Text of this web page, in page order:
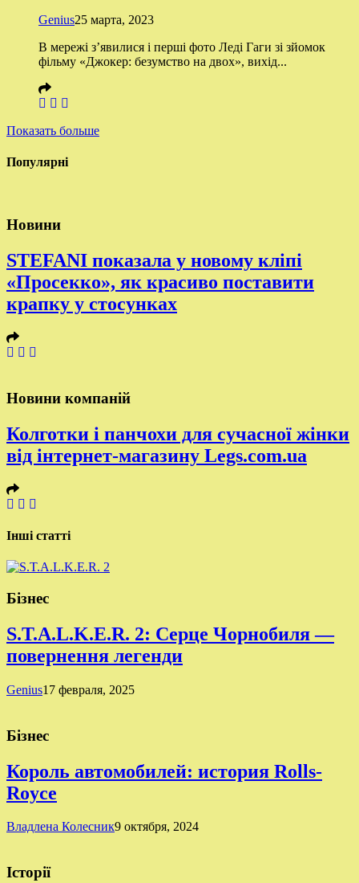
Genius25 марта, 2023
В мережі з’явилися і перші фото Леді Гаги зі зйомок
фільму «Джокер: безумство на двох», вихід...
Показать больше
Популярні
Новини
STEFANI показала у новому кліпі
«Просекко», як красиво поставити
крапку у стосунках
Новини компаній
Колготки і панчохи для сучасної жінки
від інтернет-магазину Legs.com.ua
Інші статті
Бізнес
S.T.A.L.K.E.R. 2: Серце Чорнобиля —
повернення легенди
Genius17 февраля, 2025
Бізнес
Король автомобилей: история Rolls-
Royce
Владлена Колесник9 октября, 2024
Історії